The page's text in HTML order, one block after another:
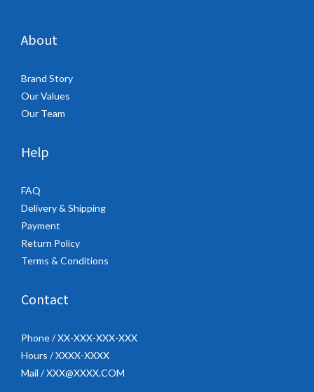
About
Brand Story
Our Values
Our Team
Help
FAQ
Delivery & Shipping
Payment
Return Policy
Terms & Conditions
Contact
Phone / XX-XXX-XXX-XXX
Hours / XXXX-XXXX
Mail / XXX@XXXX.COM